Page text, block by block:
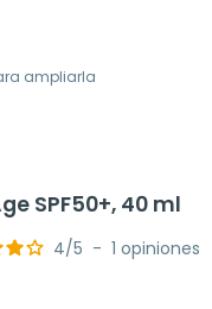
ampliarla
SPF50+, 40 ml
4/5 - 1 opiniones